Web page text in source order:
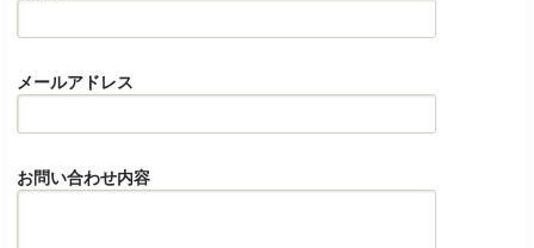
メールアドレス
お問い合わせ内容